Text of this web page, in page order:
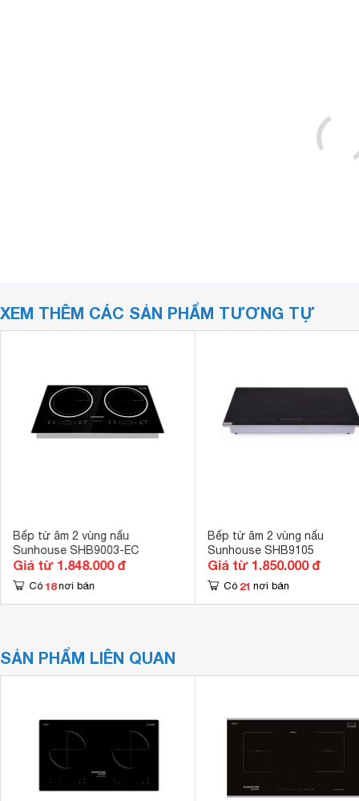
XEM THÊM CÁC SẢN PHẨM TƯƠNG TỰ
Bếp từ âm 2 vùng nấu
Sunhouse SHB9003-EC
Giá từ 1.848.000 đ
Có 18 nơi bán
Bếp từ âm 2 vùng nấu
Sunhouse SHB9105
Giá từ 1.850.000 đ
Có 21 nơi bán
SẢN PHẨM LIÊN QUAN